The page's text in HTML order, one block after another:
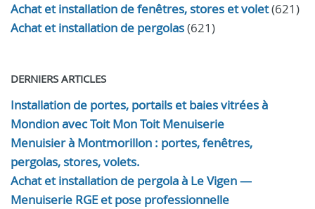
Achat et installation de fenêtres, stores et volet(621)
Achat et installation de pergolas(621)
DERNIERS ARTICLES
Installation de portes, portails et baies vitrées à
Mondion avec Toit Mon Toit Menuiserie
Menuisier à Montmorillon : portes, fenêtres,
pergolas, stores, volets.
Achat et installation de pergola à Le Vigen —
Menuiserie RGE et pose professionnelle